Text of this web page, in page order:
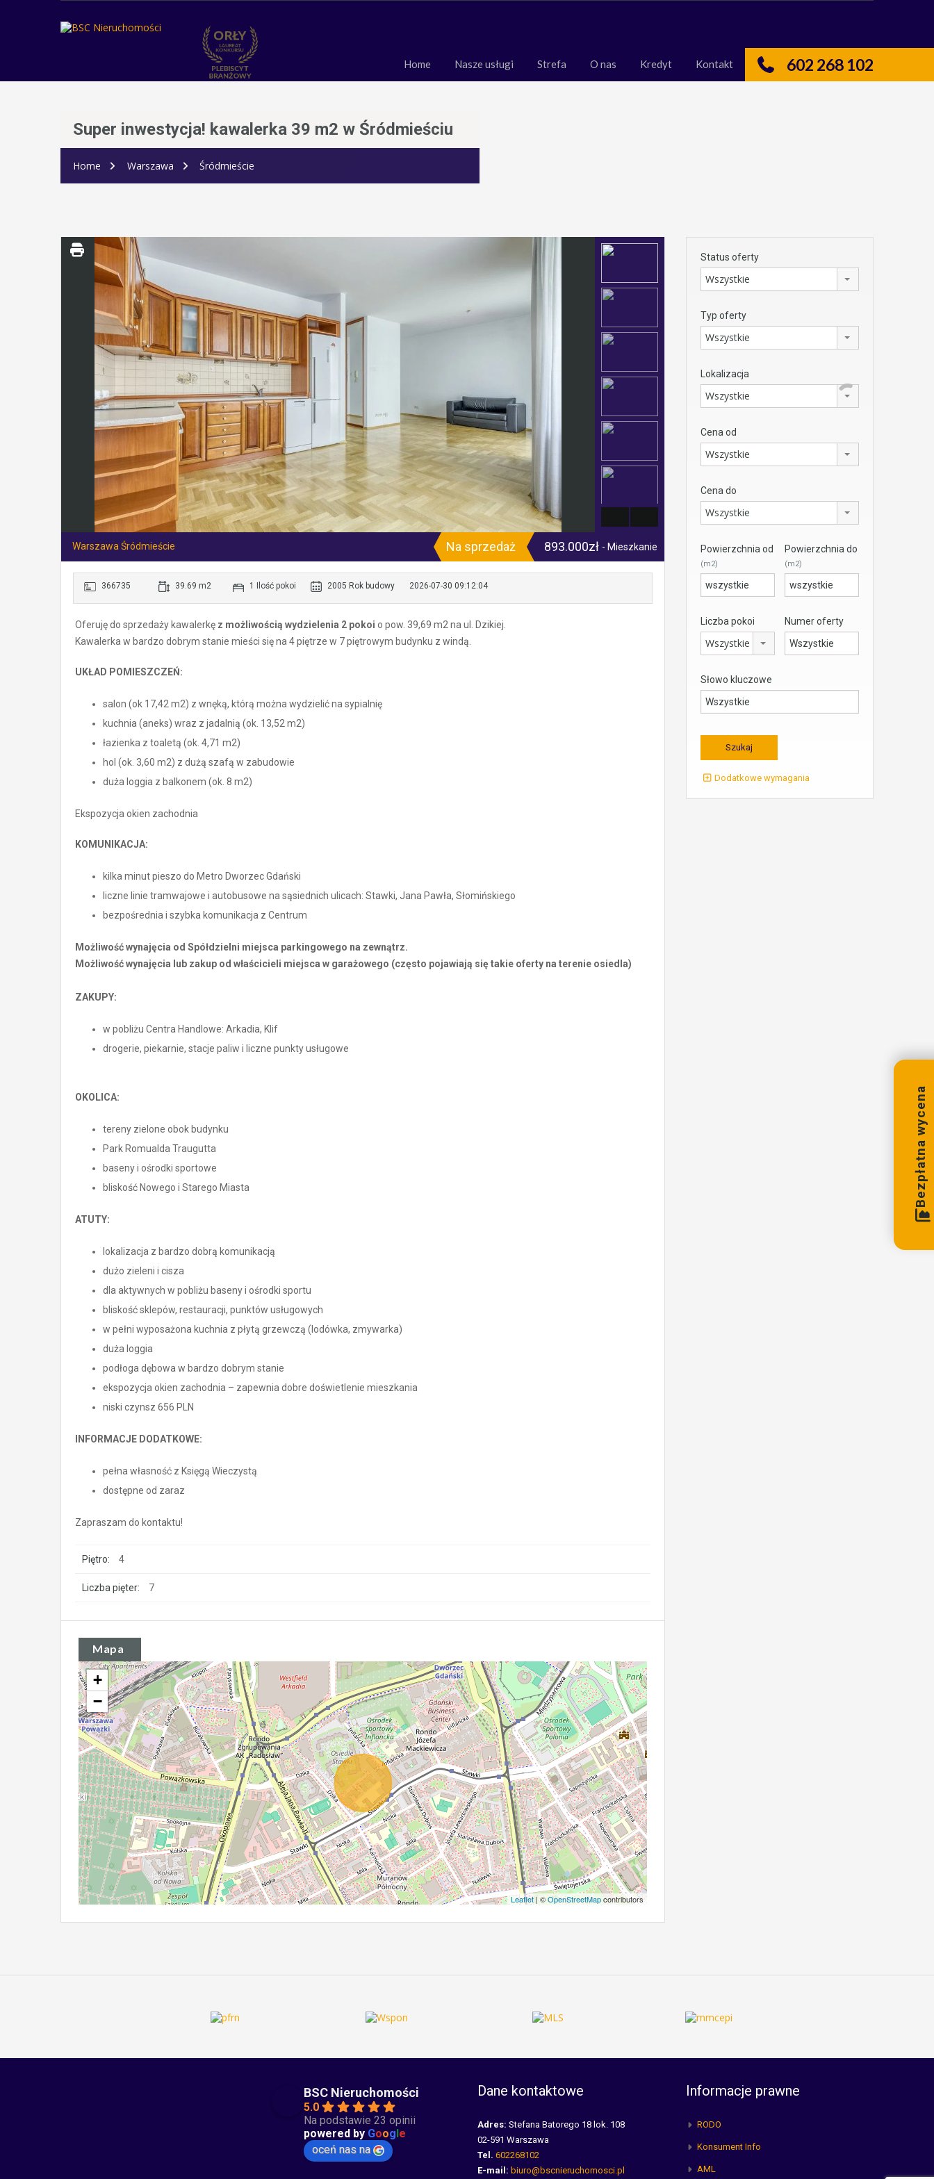
602 268 102
Home Nasze usługi Strefa O nas Kredyt Kontakt
Super inwestycja! kawalerka 39 m2 w Śródmieściu
Home Warszawa Śródmieście
Warszawa Śródmieście Na sprzedaż 893.000zł - Mieszkanie
366735 39.69 m2 1 Ilość pokoi 2005 Rok budowy 2026-07-30 09:12:04
Oferuję do sprzedaży kawalerkę z możliwością wydzielenia 2 pokoi o pow. 39,69 m2 na ul. Dzikiej.
Kawalerka w bardzo dobrym stanie mieści się na 4 piętrze w 7 piętrowym budynku z windą.
UKŁAD POMIESZCZEŃ:
salon (ok 17,42 m2) z wnęką, którą można wydzielić na sypialnię
kuchnia (aneks) wraz z jadalnią (ok. 13,52 m2)
łazienka z toaletą (ok. 4,71 m2)
hol (ok. 3,60 m2) z dużą szafą w zabudowie
duża loggia z balkonem (ok. 8 m2)
Ekspozycja okien zachodnia
KOMUNIKACJA:
kilka minut pieszo do Metro Dworzec Gdański
liczne linie tramwajowe i autobusowe na sąsiednich ulicach: Stawki, Jana Pawła, Słomińskiego
bezpośrednia i szybka komunikacja z Centrum
Możliwość wynajęcia od Spółdzielni miejsca parkingowego na zewnątrz.
Możliwość wynajęcia lub zakup od właścicieli miejsca w garażowego (często pojawiają się takie oferty na terenie osiedla)
ZAKUPY:
w pobliżu Centra Handlowe: Arkadia, Klif
drogerie, piekarnie, stacje paliw i liczne punkty usługowe
OKOLICA:
tereny zielone obok budynku
Park Romualda Traugutta
baseny i ośrodki sportowe
bliskość Nowego i Starego Miasta
ATUTY:
lokalizacja z bardzo dobrą komunikacją
dużo zieleni i cisza
dla aktywnych w pobliżu baseny i ośrodki sportu
bliskość sklepów, restauracji, punktów usługowych
w pełni wyposażona kuchnia z płytą grzewczą (lodówka, zmywarka)
duża loggia
podłoga dębowa w bardzo dobrym stanie
ekspozycja okien zachodnia – zapewnia dobre doświetlenie mieszkania
niski czynsz 656 PLN
INFORMACJE DODATKOWE:
pełna własność z Księgą Wieczystą
dostępne od zaraz
Zapraszam do kontaktu!
Piętro: 4
Liczba pięter: 7
Mapa
+
−
Leaflet | ©OpenStreetMapcontributors
Status oferty
Wszystkie
Typ oferty
Wszystkie
Lokalizacja
Wszystkie
Cena od
Wszystkie
Cena do
Wszystkie
Powierzchnia od
(m2)
Powierzchnia do
(m2)
Liczba pokoi
Wszystkie
Numer oferty
Słowo kluczowe
Dodatkowe wymagania
BSC Nieruchomości
5.0
Na podstawie 23 opinii
powered by Google
oceń nas na
Dane kontaktowe
Adres: Stefana Batorego 18 lok. 108
02-591 Warszawa
Tel. 602268102
E-mail: biuro@bscnieruchomosci.pl
Bezpłatna wycena
Informacje prawne
RODO
Konsument Info
AML